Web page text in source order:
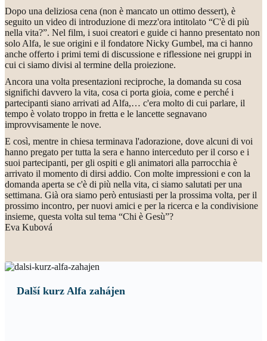
Dopo una deliziosa cena (non è mancato un ottimo dessert), è
seguito un video di introduzione di mezz'ora intitolato “C'è di più
nella vita?”. Nel film, i suoi creatori e guide ci hanno presentato non
solo Alfa, le sue origini e il fondatore Nicky Gumbel, ma ci hanno
anche offerto i primi temi di discussione e riflessione nei gruppi in
cui ci siamo divisi al termine della proiezione.
Ancora una volta presentazioni reciproche, la domanda su cosa
significhi davvero la vita, cosa ci porta gioia, come e perché i
partecipanti siano arrivati ad Alfa,… c'era molto di cui parlare, il
tempo è volato troppo in fretta e le lancette segnavano
improvvisamente le nove.
E così, mentre in chiesa terminava l'adorazione, dove alcuni di voi
hanno pregato per tutta la sera e hanno interceduto per il corso e i
suoi partecipanti, per gli ospiti e gli animatori alla parrocchia è
arrivato il momento di dirsi addio. Con molte impressioni e con la
domanda aperta se c'è di più nella vita, ci siamo salutati per una
settimana. Già ora siamo però entusiasti per la prossima volta, per il
prossimo incontro, per nuovi amici e per la ricerca e la condivisione
insieme, questa volta sul tema “Chi è Gesù”?
Eva Kubová
Další kurz Alfa zahájen